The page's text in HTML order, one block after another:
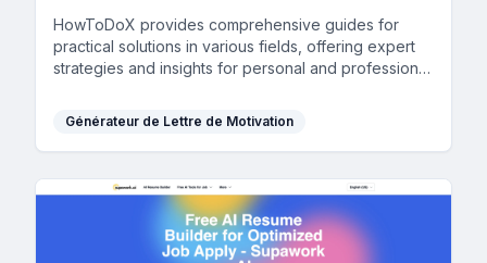
HowToDoX provides comprehensive guides for
practical solutions in various fields, offering expert
strategies and insights for personal and professional
Générateur de Lettre de Motivation